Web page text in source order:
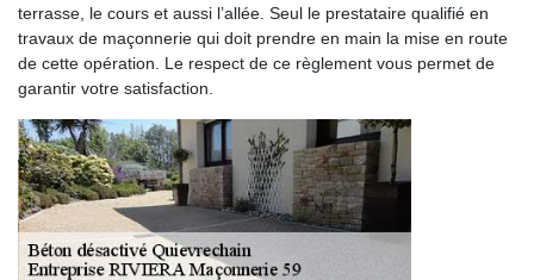
terrasse, le cours et aussi l’allée. Seul le prestataire qualifié en
travaux de maçonnerie qui doit prendre en main la mise en route
de cette opération. Le respect de ce règlement vous permet de
garantir votre satisfaction.